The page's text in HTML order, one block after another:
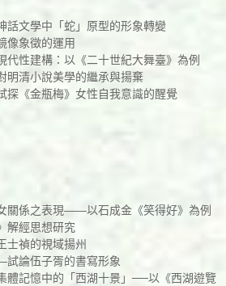
話文學中「蛇」原型的形象轉變
像象徵的運用
代性建構：以《二十世紀大舞臺》為例
明清小說美學的繼承與揚棄
探《金瓶梅》女性自我意識的醒覺
關係之表現――以石成金《笑得好》為例
解經思想研究
禎的視域揚州
論伍子胥的書寫形象
體記憶中的「西湖十景」──以《西湖遊覽